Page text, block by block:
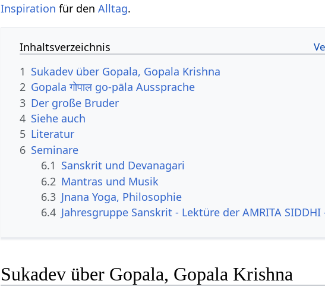
Inspiration für denAlltag.
Inhaltsverzeichnis
1 Sukadev über Gopala, Gopala Krishna
2 Gopala गोपाल go-pāla Aussprache
3 Der große Bruder
4 Siehe auch
5 Literatur
6 Seminare
6.1 Sanskrit und Devanagari
6.2 Mantras und Musik
6.3 Jnana Yoga, Philosophie
6.4 Jahresgruppe Sanskrit - Lektüre der AMRITA
Sukadev über Gopala, Gopala Krishna